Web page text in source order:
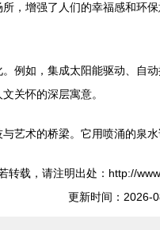
，增强了人们的幸福感和环保
例如，集成太阳能驱动、
关怀的深层寓意。
艺术的桥梁。它用喷涌的泉
转载，请注明出处：http://
更新时间：2026-